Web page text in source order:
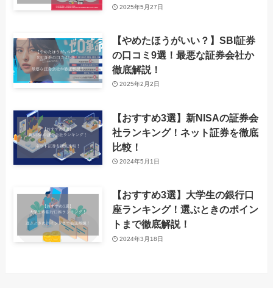
2025年5月27日
【やめたほうがいい？】SBI証券
の口コミ9選！最悪な証券会社か
徹底解説！
2025年2月2日
【おすすめ3選】新NISAの証券会
社ランキング！ネット証券を徹底
比較！
2024年5月1日
【おすすめ3選】大学生の銀行口
座ランキング！選ぶときのポイン
トまで徹底解説！
2024年3月18日